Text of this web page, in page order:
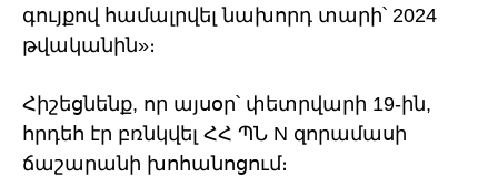
գույքով համալրվել նախորդ տարի՝ 2024
թվականին»։
Հիշեցնենք, որ այսօր՝ փետրվարի 19-ին,
հրդեհ էր բռնկվել ՀՀ ՊՆ N զորամասի
ճաշարանի խոհանոցում։